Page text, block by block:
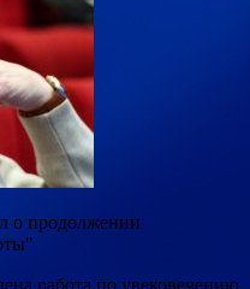
о продолжении
работа по увековечению